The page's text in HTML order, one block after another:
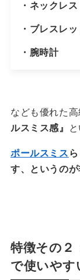
・ネックレス
・ブレスレッ
・腕時計
なども優れた
ルスミス感』
ポールスミス
す、というのが
特徴その２
で使いやす